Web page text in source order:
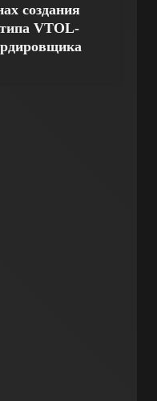
создания
VTOL-